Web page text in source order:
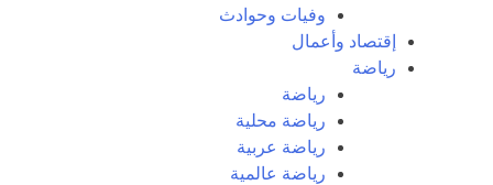
وفيات وحوادث
إقتصاد وأعمال
رياضة
رياضة
رياضة محلية
رياضة عربية
رياضة عالمية